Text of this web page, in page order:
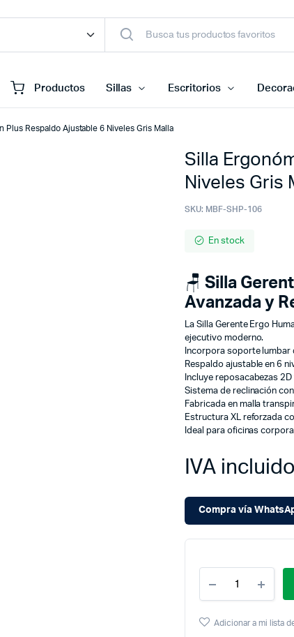
Productos Sillas Escritorios
Plus Respaldo Ajustable 6 Niveles Gris Malla
Silla
Niveles Gris
SKU: MBF-SHP-106
En stock
🪑 Silla
Avanzada y
La Silla Gerente Ergo
ejecutivo moderno.
Incorpora soporte lumbar
Respaldo ajustable en 6
Incluye reposacabezas
Sistema de reclinación
Fabricada en malla
Estructura XL reforzada
Ideal para oficinas
IVA incluido
Compra vía
Silla
Ergonómica
Plus
Adicionar a mi lista